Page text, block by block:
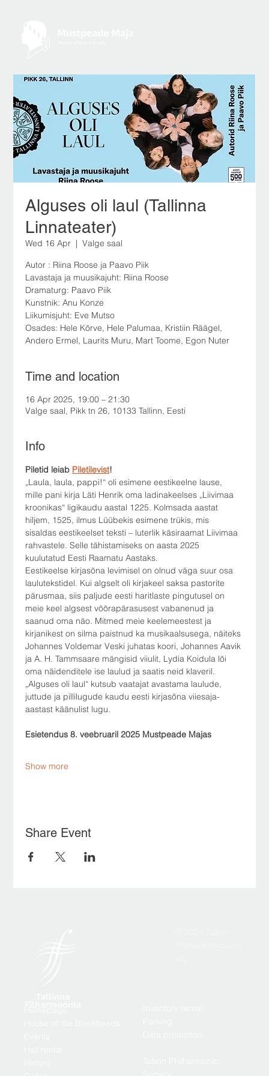
Alguses oli laul (Tallinna
Linnateater)
Wed 16 Apr
  |
Valge saal
Autor : Riina Roose ja Paavo Piik
Lavastaja ja muusikajuht: Riina Roose
Dramaturg: Paavo Piik
Kunstnik: Anu Konze
Liikumisjuht: Eve Mutso
Osades: Hele Kõrve, Hele Palumaa, Kristiin Räägel,
Andero Ermel, Laurits Muru, Mart Toome, Egon Nuter
Time and location
16 Apr 2025, 19:00 – 21:30
Valge saal, Pikk tn 26, 10133 Tallinn, Eesti
Info
Piletid leiab Piletilevist!
„Laula, laula, pappi!“ oli esimene eestikeelne lause,
mille pani kirja Läti Henrik oma ladinakeelses „Liivimaa
kroonikas“ ligikaudu aastal 1225. Kolmsada aastat
hiljem, 1525, ilmus Lüübekis esimene trükis, mis
sisaldas eestikeelset teksti – luterlik käsiraamat Liivimaa
rahvastele. Selle tähistamiseks on aasta 2025
kuulutatud Eesti Raamatu Aastaks.
Eestikeelse kirjasõna levimisel on olnud väga suur osa
laulutekstidel. Kui algselt oli kirjakeel saksa pastorite
pärusmaa, siis paljude eesti haritlaste pingutusel on
meie keel algsest võõrapärasusest vabanenud ja
saanud oma näo. Mitmed meie keelemeestest ja
kirjanikest on silma paistnud ka musikaalsusega, näiteks
Johannes Voldemar Veski juhatas koori, Johannes Aavik
ja A. H. Tammsaare mängisid viiulit, Lydia Koidula lõi
oma näidenditele ise laulud ja saatis neid klaveril.
„Alguses oli laul“ kutsub vaatajat avastama laulude,
juttude ja pillilugude kaudu eesti kirjasõna viiesaja-
aastast käänulist lugu.
Esietendus 8. veebruaril 2025 Mustpeade Majas
Show more
Share Event